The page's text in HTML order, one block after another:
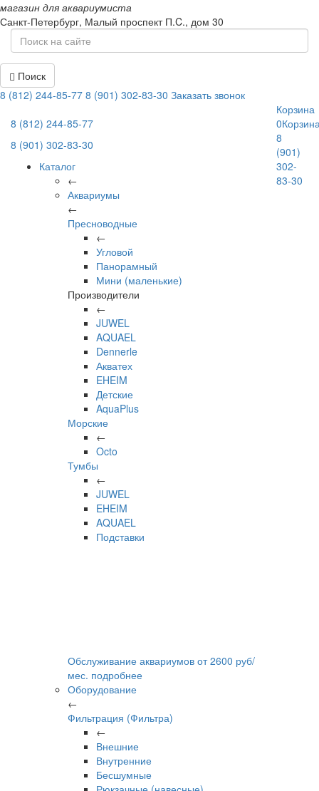
магазин для аквариумиста
Санкт-Петербург, Малый проспект П.C., дом 30
Поиск
8 (812) 244-85-77 8 (901) 302-83-30 Заказать звонок
8 (812) 244-85-77
8 (901) 302-83-30
Каталог
←
Аквариумы
←
Пресноводные
←
Угловой
Панорамный
Мини (маленькие)
Производители
←
JUWEL
AQUAEL
Dennerle
Акватех
EHEIM
Детские
AquaPlus
Морские
←
Octo
Тумбы
←
JUWEL
EHEIM
AQUAEL
Подставки
Обслуживание аквариумов от2600 руб/
мес. подробнее
Оборудование
←
Фильтрация (Фильтра)
←
Внешние
Внутренние
Бесшумные
Корзина
0
8
(901)
302-
83-30